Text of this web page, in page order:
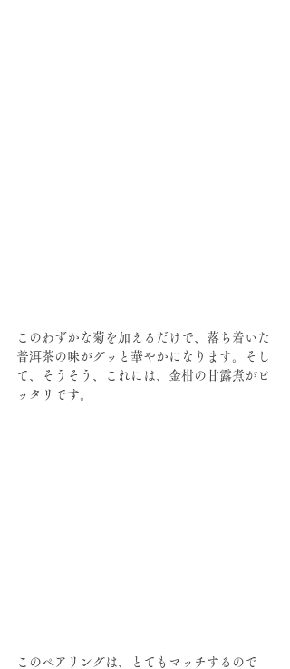
このわずかな菊を加えるだけで、落ち着いた
普洱茶の味がグッと華やかになります。そし
て、そうそう、これには、金柑の甘露煮がピ
ッタリです。
このペアリングは、とてもマッチするので